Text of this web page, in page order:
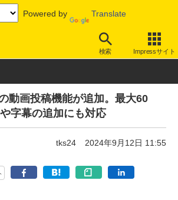
Powered by Translate
検索 Impressサイト
ービス/ソフト サービス
動画投稿機能が追加。最大60
字幕の追加にも対応
tks24 2024年9月12日 11:55